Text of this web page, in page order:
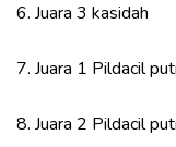
6. Juara 3 kasidah
7. Juara 1 Pildacil
8. Juara 2 Pildacil